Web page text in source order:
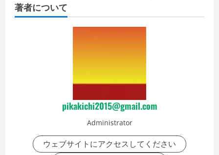
著者について
pikakichi2015@gmail.com
Administrator
ウェブサイトにアクセスしてください